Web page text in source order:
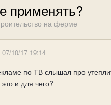
применять?
на ферме
07/10/17 19:14
по ТВ слышал про
и для чего?